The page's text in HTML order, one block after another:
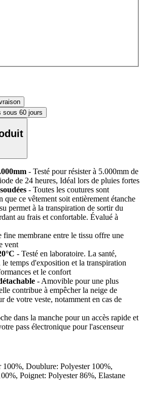
sous 60 jours
- Testé pour résister à 5.000mm de
de 24 heures, Idéal lors de pluies fortes
- Toutes les coutures sont
que ce vêtement soit entièrement étanche
permet à la transpiration de sortir du
au frais et confortable. Évalué à
fine membrane entre le tissu offre une
vent
- Testé en laboratoire. La santé,
temps d'exposition et la transpiration
et le confort
- Amovible pour une plus
contribue à empêcher la neige de
de votre veste, notamment en cas de
dans la manche pour un accès rapide et
pass électronique pour l'ascenseur
100%, Doublure: Polyester 100%,
Poignet: Polyester 86%, Elastane